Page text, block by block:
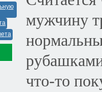
мужчину
что-то